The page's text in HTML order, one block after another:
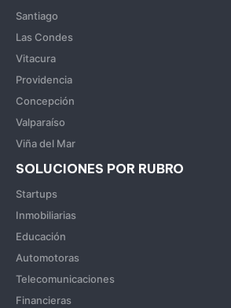
Santiago
Las Condes
Vitacura
Providencia
Concepción
Valparaíso
Viña del Mar
SOLUCIONES POR RUBRO
Startups
Inmobiliarias
Educación
Automotoras
Telecomunicaciones
Financieras